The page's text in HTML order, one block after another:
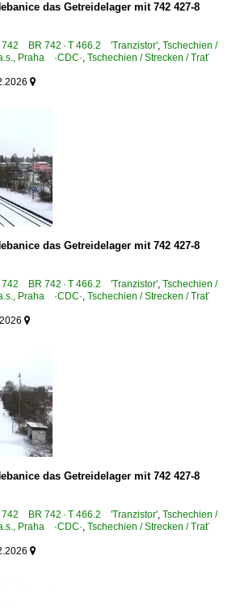
das Getreidelager mit 742 427-8
742 BR 742 · T 466.2 'Tranzistor', Tschechien /
Praha ·CDC·, Tschechien / Strecken / Trať

das Getreidelager mit 742 427-8
742 BR 742 · T 466.2 'Tranzistor', Tschechien /
Praha ·CDC·, Tschechien / Strecken / Trať

das Getreidelager mit 742 427-8
742 BR 742 · T 466.2 'Tranzistor', Tschechien /
Praha ·CDC·, Tschechien / Strecken / Trať
